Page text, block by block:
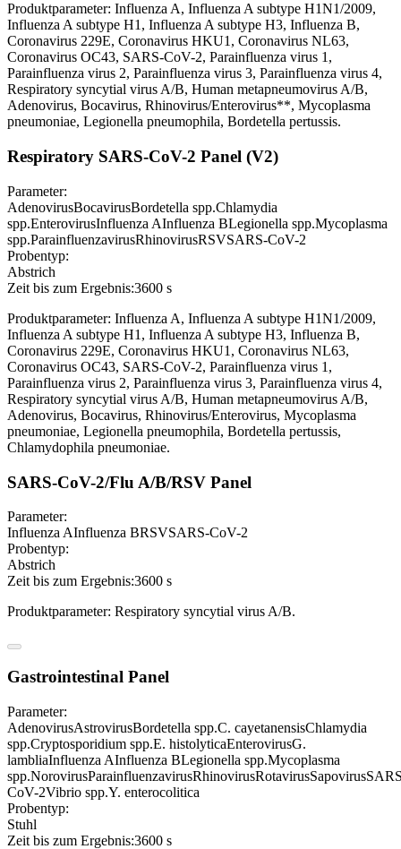
Produktparameter: Influenza A, Influenza A subtype H1N1/2009,
Influenza A subtype H1, Influenza A subtype H3, Influenza B,
Coronavirus 229E, Coronavirus HKU1, Coronavirus NL63,
Coronavirus OC43, SARS-CoV-2, Parainfluenza virus 1,
Parainfluenza virus 2, Parainfluenza virus 3, Parainfluenza virus 4,
Respiratory syncytial virus A/B, Human metapneumovirus A/B,
Adenovirus, Bocavirus, Rhinovirus/Enterovirus**, Mycoplasma
pneumoniae, Legionella pneumophila, Bordetella pertussis.
Respiratory SARS-CoV-2 Panel (V2)
Parameter:
AdenovirusBocavirusBordetella spp.Chlamydia
spp.EnterovirusInfluenza AInfluenza BLegionella spp.Mycoplasma
spp.ParainfluenzavirusRhinovirusRSVSARS-CoV-2
Probentyp:
Abstrich
Zeit bis zum Ergebnis:3600 s
Produktparameter: Influenza A, Influenza A subtype H1N1/2009,
Influenza A subtype H1, Influenza A subtype H3, Influenza B,
Coronavirus 229E, Coronavirus HKU1, Coronavirus NL63,
Coronavirus OC43, SARS-CoV-2, Parainfluenza virus 1,
Parainfluenza virus 2, Parainfluenza virus 3, Parainfluenza virus 4,
Respiratory syncytial virus A/B, Human metapneumovirus A/B,
Adenovirus, Bocavirus, Rhinovirus/Enterovirus, Mycoplasma
pneumoniae, Legionella pneumophila, Bordetella pertussis,
Chlamydophila pneumoniae.
SARS-CoV-2/Flu A/B/RSV Panel
Parameter:
Influenza AInfluenza BRSVSARS-CoV-2
Probentyp:
Abstrich
Zeit bis zum Ergebnis:3600 s
Produktparameter: Respiratory syncytial virus A/B.
Gastrointestinal Panel
Parameter:
AdenovirusAstrovirusBordetella spp.C. cayetanensisChlamydia
spp.Cryptosporidium spp.E. histolyticaEnterovirusG.
lambliaInfluenza AInfluenza BLegionella spp.Mycoplasma
spp.NorovirusParainfluenzavirusRhinovirusRotavirusSapovirus
CoV-2Vibrio spp.Y. enterocolitica
Probentyp:
Stuhl
Zeit bis zum Ergebnis:3600 s